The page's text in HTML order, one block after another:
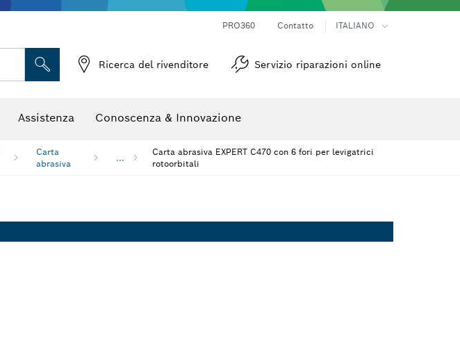
PRO360 Contatto ITALIANO
Ricerca del rivenditore Servizio riparazioni online
Assistenza Conoscenza & Innovazione
Carta
abrasiva
...
Carta abrasiva EXPERT C470 con 6 fori per levigatrici
rotoorbitali